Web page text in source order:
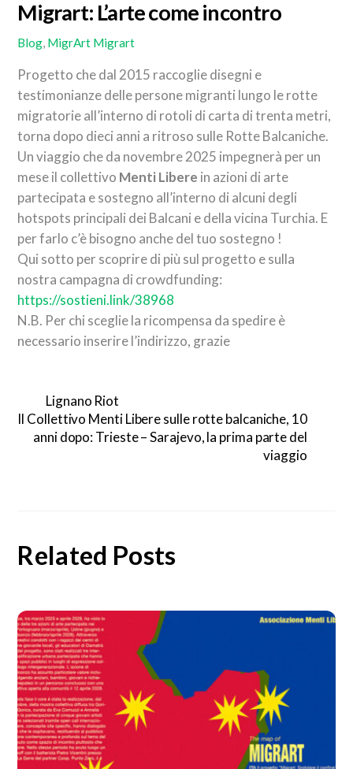
Migrart: L’arte come incontro
Blog, MigrArt Migrart
Progetto che dal 2015 raccoglie disegni e
testimonianze delle persone migranti lungo le rotte
migratorie all’interno di rotoli di carta di trenta metri,
torna dopo dieci anni a ritroso sulle Rotte Balcaniche.
Un viaggio che da novembre 2025 impegnerà per un
mese il collettivo Menti Libere in azioni di arte
partecipata e sostegno all’interno di alcuni degli
hotspots principali dei Balcani e della vicina Turchia. E
per farlo c’è bisogno anche del tuo sostegno !
Qui sotto per scoprire di più sul progetto e sulla
nostra campagna di crowdfunding:
https://sostieni.link/38968
N.B. Per chi sceglie la ricompensa da spedire è
necessario inserire l’indirizzo, grazie
Lignano Riot
Il Collettivo Menti Libere sulle rotte balcaniche, 10
anni dopo: Trieste – Sarajevo, la prima parte del
viaggio
Related Posts